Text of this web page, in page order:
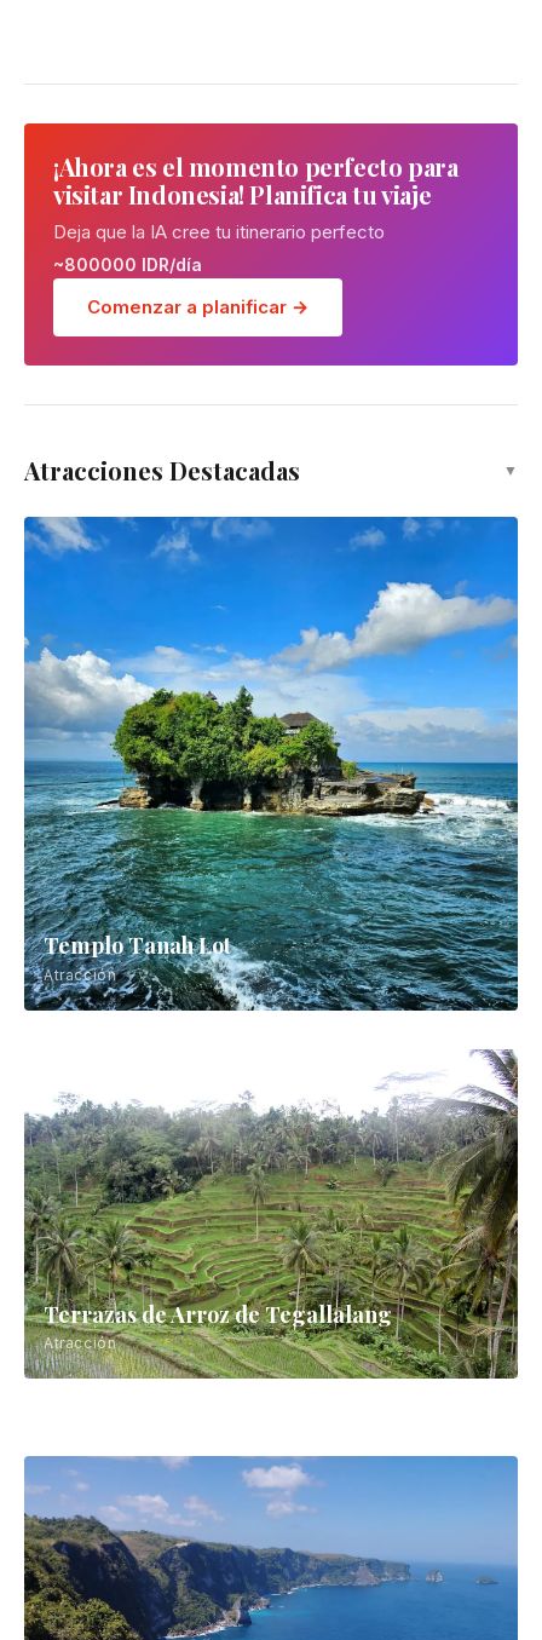
¡Ahora es el momento perfecto para
visitar Indonesia! Planifica tu viaje
Deja que la IA cree tu itinerario perfecto
~800000 IDR/día
Comenzar a planificar →
Atracciones Destacadas ▼
Templo Tanah Lot
Atracción
Terrazas de Arroz de Tegallalang
Atracción